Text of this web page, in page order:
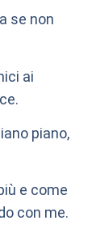
se non
ai
piano,
e come
con me.